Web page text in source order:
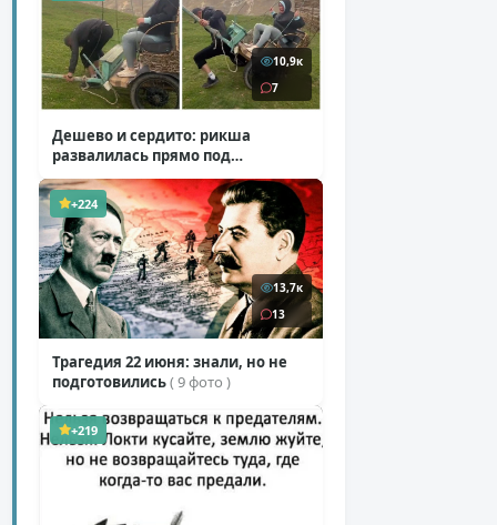
10,9к
7
Дешево и сердито: рикша
развалилась прямо под
туристкой( 1 фото + 1 видео )
+224
13,7к
13
Трагедия 22 июня: знали, но не
подготовились( 9 фото )
+219